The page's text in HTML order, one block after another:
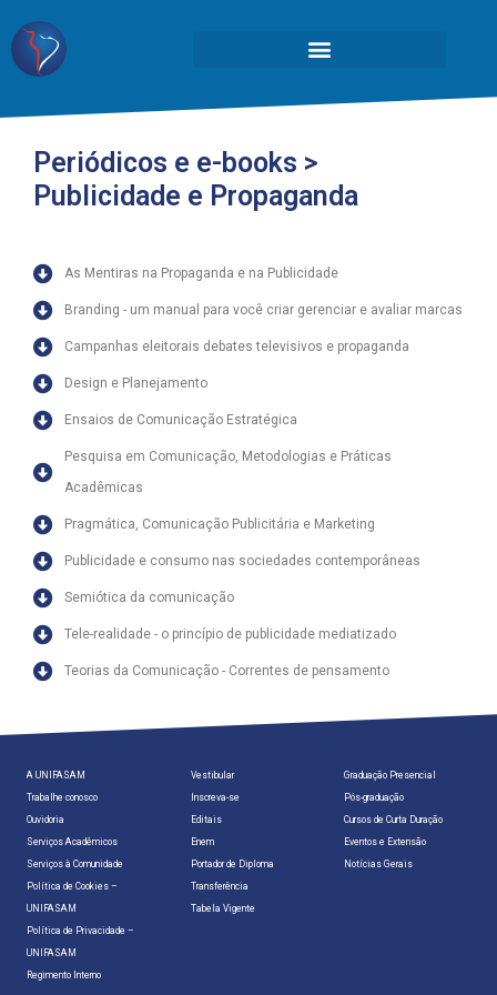
Periódicos e e-books >
Publicidade e Propaganda
As Mentiras na Propaganda e na Publicidade
Branding - um manual para você criar gerenciar e avaliar marcas
Campanhas eleitorais debates televisivos e propaganda
Design e Planejamento
Ensaios de Comunicação Estratégica
Pesquisa em Comunicação, Metodologias e Práticas
Acadêmicas
Pragmática, Comunicação Publicitária e Marketing
Publicidade e consumo nas sociedades contemporâneas
Semiótica da comunicação
Tele-realidade - o princípio de publicidade mediatizado
Teorias da Comunicação - Correntes de pensamento
A UNIFASAM
Trabalhe conosco
Ouvidoria
Serviços Acadêmicos
Serviços à Comunidade
Política de Cookies –
UNIFASAM
Política de Privacidade –
UNIFASAM
Regimento Interno
Vestibular
Inscreva-se
Editais
Enem
Portador de Diploma
Transferência
Tabela Vigente
Graduação Presencial
Pós-graduação
Cursos de Curta Duração
Eventos e Extensão
Notícias Gerais